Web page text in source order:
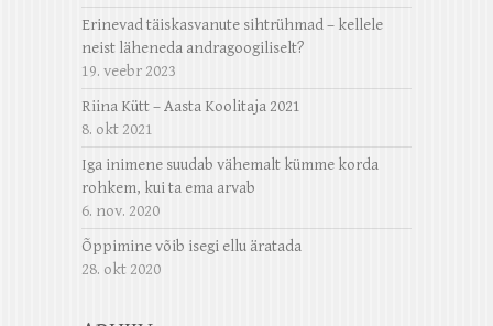
Erinevad täiskasvanute sihtrühmad – kellele
neist läheneda andragoogiliselt?
19. veebr 2023
Riina Kütt – Aasta Koolitaja 2021
8. okt 2021
Iga inimene suudab vähemalt kümme korda
rohkem, kui ta ema arvab
6. nov. 2020
Õppimine võib isegi ellu äratada
28. okt 2020